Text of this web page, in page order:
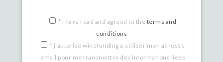
* i have read and agreed to the terms and
conditions
* j’autorise winefunding à utiliser mon adresse
email pour me transmettre des informations liées